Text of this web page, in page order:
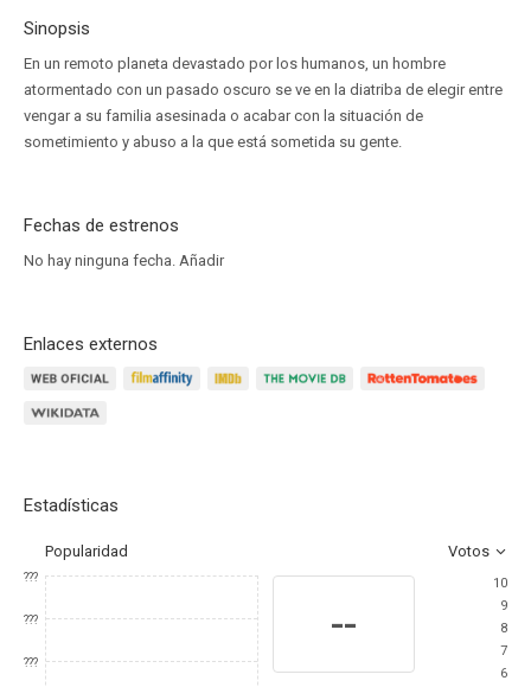
Sinopsis
En un remoto planeta devastado por los humanos, un hombre
atormentado con un pasado oscuro se ve en la diatriba de elegir entre
vengar a su familia asesinada o acabar con la situación de
sometimiento y abuso a la que está sometida su gente.
Fechas de estrenos
No hay ninguna fecha. Añadir
Enlaces externos
Estadísticas
Popularidad Votos
???
???
???
--
10
9
8
7
6